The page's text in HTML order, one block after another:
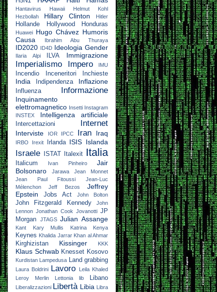
Hantavirus Hawaii
Helmut Kohl
Hezbollah
Hillary Clinton Hitler
Hollande Hollywood Honduras
Huawei Hugo Chávez Humoris
Causa
Ibrahim Abu Thuraya
ID2020 ID4D Ideologia Gender
Ilaria Alpi ILVA Immigrazione
Imperialismo Impero IMU
Incendio Inceneritori Inchieste
India Indipendenza Inflazione
Influenza Informazione
Inquinamento
elettromagnetico Insetti Instagram
INSTEX
Intelligenza artificiale
Intercettazioni Internet
Interviste IOR IPCC Iran Iraq
IRBO Irexit Irlanda ISIS Islanda
Israele ISTAT Italexit Italia
Italicum Ivan Pinheiro
Jair
Bolsonaro
Jarawa
Jean Monnet
Jean Paul Fitoussi
Jean-Luc
Mélenchon
Jeff Bezos
Jeffrey
Epstein
Jobs Act John Bolton
John Fitzgerald Kennedy
John
Lennon Jonathan Cook Jovanotti JP
Morgan
JTAGS Julian Assange
Kant Kary Mullis Katrina Kenya
Keynes Khalida Jarrar Khan al Ahmar
Kirghizistan Kissinger KKK
Klaus Schwab Knesset Kosovo
Kurdistan Lampedusa Land grabbing
Laura Boldrini Lavoro
Leila Khaled
Leroy Merlin
Lettonia lib Libano
Liberalizzazioni Libertà Libia Libra